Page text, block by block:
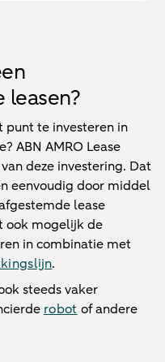
leasen?
punt te investeren in
ABN AMRO Lease
deze investering. Dat
eenvoudig door middel
lease
ook mogelijk de
in combinatie met
.
steeds vaker
robot of andere